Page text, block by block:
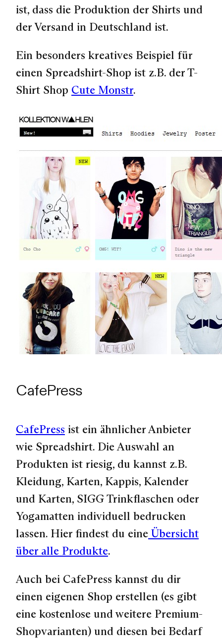
ist, dass die Produktion der Shirts und
der Versand in Deutschland ist.
Ein besonders kreatives Beispiel für
einen Spreadshirt-Shop ist z.B. der T-
Shirt Shop Cute Monstr.
CafePress
CafePress ist ein ähnlicher Anbieter
wie Spreadshirt. Die Auswahl an
Produkten ist riesig, du kannst z.B.
Kleidung, Karten, Kappis, Kalender
und Karten, SIGG Trinkflaschen oder
Yogamatten individuell bedrucken
lassen. Hier findest du eine Übersicht
über alle Produkte.
Auch bei CafePress kannst du dir
einen eigenen Shop erstellen (es gibt
eine kostenlose und weitere Premium-
Shopvarianten) und diesen bei Bedarf